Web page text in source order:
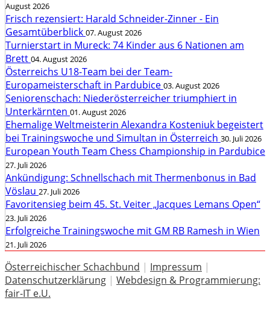
August 2026
Frisch rezensiert: Harald Schneider-Zinner - Ein
Gesamtüberblick 07. August 2026
Turnierstart in Mureck: 74 Kinder aus 6 Nationen am
Brett 04. August 2026
Österreichs U18-Team bei der Team-
Europameisterschaft in Pardubice 03. August 2026
Seniorenschach: Niederösterreicher triumphiert in
Unterkärnten 01. August 2026
Ehemalige Weltmeisterin Alexandra Kosteniuk begeistert
bei Trainingswoche und Simultan in Österreich 30. Juli 2026
European Youth Team Chess Championship in Pardubice
27. Juli 2026
Ankündigung: Schnellschach mit Thermenbonus in Bad
Vöslau 27. Juli 2026
Favoritensieg beim 45. St. Veiter „Jacques Lemans Open“
23. Juli 2026
Erfolgreiche Trainingswoche mit GM RB Ramesh in Wien
21. Juli 2026
Österreichischer Schachbund | Impressum |
Datenschutzerklärung | Webdesign & Programmierung:
fair-IT e.U.